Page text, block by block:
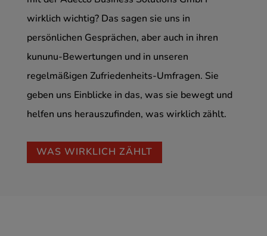
wirklich wichtig? Das sagen sie uns in
persönlichen Gesprächen, aber auch in ihren
kununu-Bewertungen und in unseren
regelmäßigen Zufriedenheits-Umfragen. Sie
geben uns Einblicke in das, was sie bewegt und
helfen uns herauszufinden, was wirklich zählt.
WAS WIRKLICH ZÄHLT